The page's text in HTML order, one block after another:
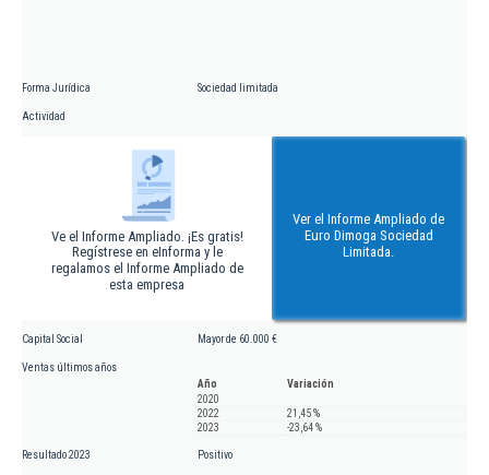
Forma Jurídica Sociedad limitada
Actividad
Ve el Informe Ampliado. ¡Es gratis!
Regístrese en eInforma y le
regalamos el Informe Ampliado de
esta empresa
Ver el Informe Ampliado de
Euro Dimoga Sociedad
Limitada.
Capital Social Mayor de 60.000 €
Ventas últimos años
Año
Variación
2020
2022
21,45 %
2023
-23,64 %
Resultado 2023 Positivo